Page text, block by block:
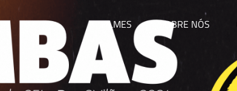
FILMES SOBRE NÓS